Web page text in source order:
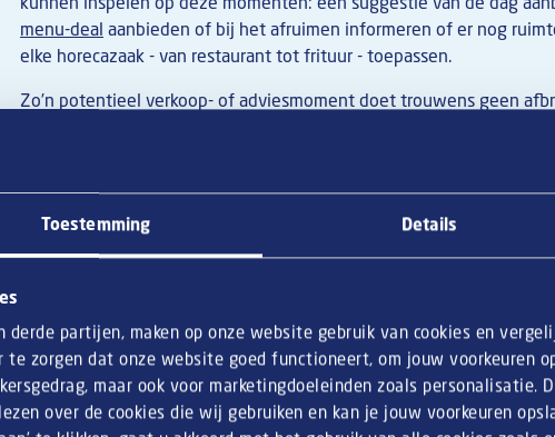
Toestemming Details
derde partijen, maken op onze website gebruik van cookies en
te zorgen dat onze website goed functioneert, om jouw voorkeuren
maar ook voor marketingdoeleinden zoals personalisatie.
over de cookies die wij gebruiken en kan je jouw voorkeuren
menu-deal aanbieden of bij het afruimen informeren of er nog
elke horecazaak - van restaurant tot frituur - toepassen.
Zo’n potentieel verkoop- of adviesmoment doet trouwens geen
aanraadt dat perfect past bij je borrelsnacks. Gasten smullen van
Tip: Organiseer regelmatig proefsessies met je personeel. Om te
proberen tijdens al die
Uitgebreidaperitievenwordt steeds populairder en dat is mooi
Dit is hét moment om je gasten te verleiden met lekkere snacks of
lekkernijen.